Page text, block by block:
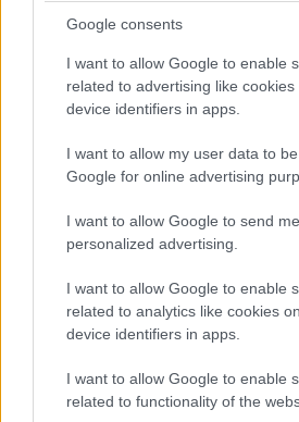
Google consents
I want to allow Google to enable
related to advertising like
device identifiers in apps.
I want to allow my user data to
Google for online advertising
I want to allow Google to send me
personalized advertising.
I want to allow Google to enable
related to analytics like cookies
device identifiers in apps.
I want to allow Google to enable
related to functionality of the
06·08·2026 00:09
Σακελλαρίου, η λαϊκή ντίβα
της τραγούδι